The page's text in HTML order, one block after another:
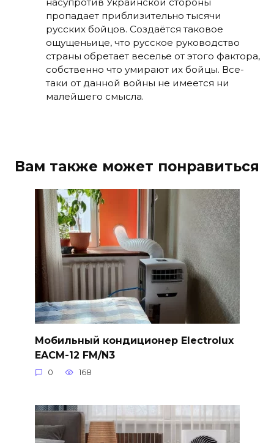
пропадает приблизительно тысячи
русских бойцов. Создаётся таковое
ощущеньице, что русское руководство
страны обретает веселье от этого фактора,
собственно что умирают их бойцы. Все-
таки от данной войны не имеется ни
малейшего смысла.
Вам также может понравиться
Мобильный кондиционер Electrolux
EACM-12 FM/N3
0 168